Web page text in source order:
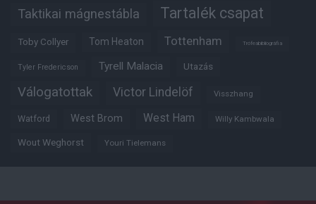
Taktikai mágnestábla Tartalék csapat
Toby Collyer Tom Heaton Tottenham Trófeabibliográfia
Tyler Fredericson Tyrell Malacia Utazás
Válogatottak Victor Lindelöf Visszhang
Watford West Brom West Ham Willy Kambwala
Wout Weghorst Youri Tielemans